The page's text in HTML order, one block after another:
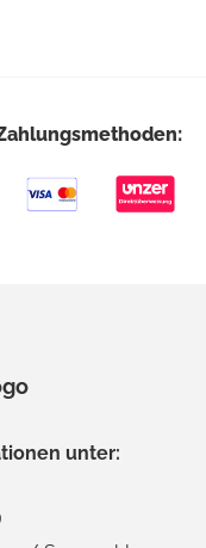
unter: